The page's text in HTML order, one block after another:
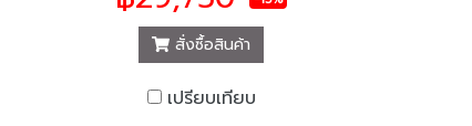
สั่งซื้อสินค้า
เปรียบเทียบ